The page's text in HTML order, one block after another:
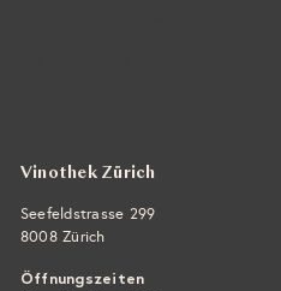
Vinothek Zürich
Seefeldstrasse 299
8008 Zürich
Öffnungszeiten